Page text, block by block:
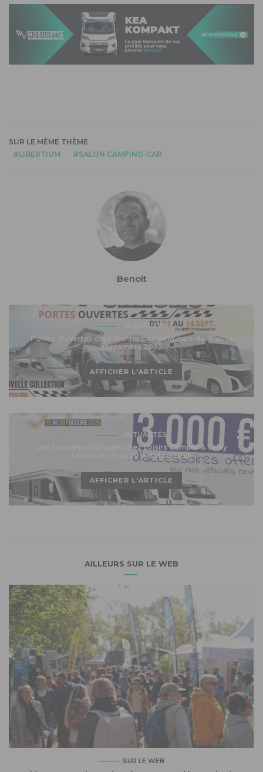
SUR LE MÊME THÈME
LIBERTIUM
SALON CAMPING-CAR
Benoit
ACTUALITÉS
Portes Ouvertes chez Vienne Camping-cars du 11 au 14
septembre 2025
AFFICHER L'ARTICLE
ACTUALITÉS
Les Journées Idyliques chez Loisirs Camper & Velay
Loisirs du 15 au 20 octobre 2025
AFFICHER L'ARTICLE
AILLEURS SUR LE WEB
SUR LE WEB